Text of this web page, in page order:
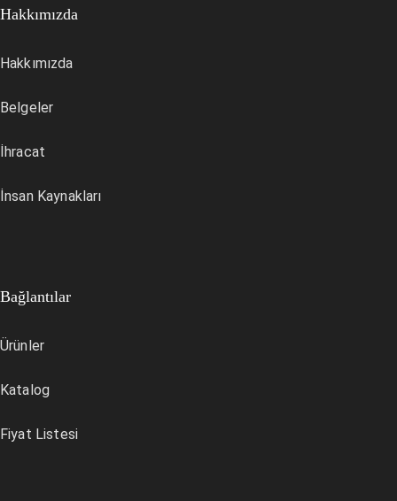
Hakkımızda
Hakkımızda
Belgeler
İhracat
İnsan Kaynakları
Bağlantılar
Ürünler
Katalog
Fiyat Listesi